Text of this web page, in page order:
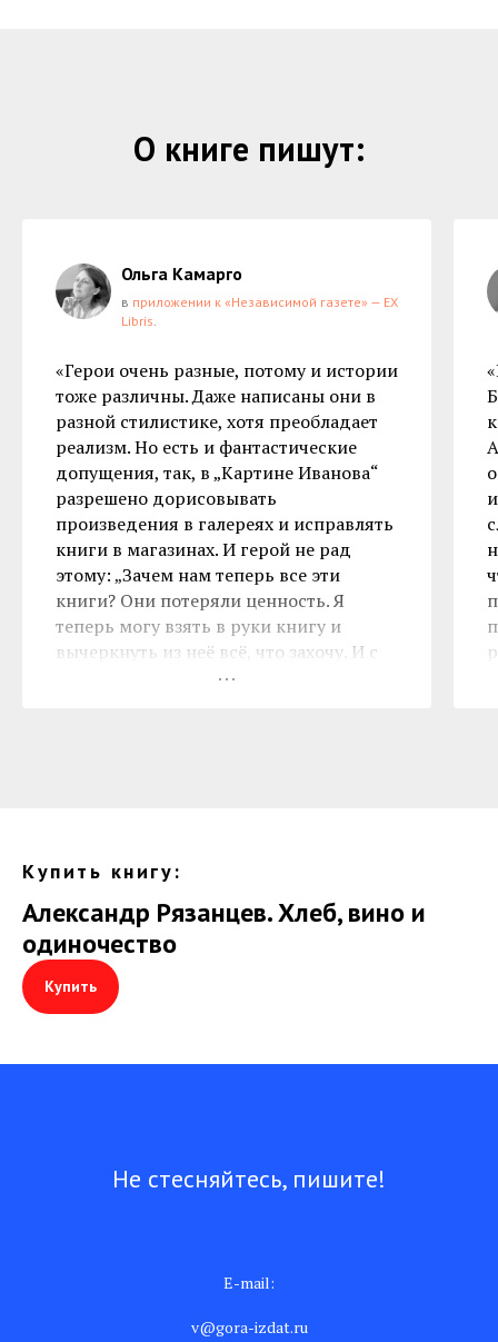
О книге пишут:
Ольга Камарго
в приложении к «Независимой газете» — EX
Libris
«Герои очень разные, потому и истории
тоже различны. Даже написаны они в
разной стилистике, хотя преобладает
реализм. Но есть и фантастические
допущения, так, в „Картине Иванова“
разрешено дорисовывать
произведения в галереях и исправлять
книги в магазинах. И герой не рад
этому: „Зачем нам теперь все эти
книги? Они потеряли ценность. Я
теперь могу взять в руки книгу и
вычеркнуть из неё всё, что захочу. И с
точки зрения закона буду прав. Какой
Купить книгу:
Александр Рязанцев. Хлеб, вино и
одиночество
Купить
Не стесняйтесь, пишите!
E-mail:
v@gora-izdat.ru